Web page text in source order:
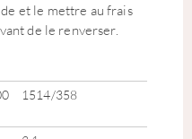
et le mettre au frais
de le renverser.
1514/358